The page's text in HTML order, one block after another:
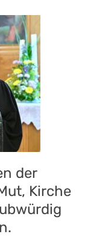
der
Kirche